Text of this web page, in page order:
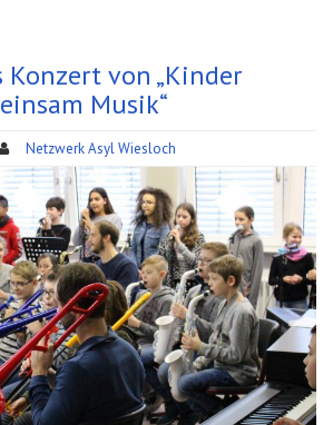
von „Kinder
Musik“
Netzwerk Asyl Wiesloch